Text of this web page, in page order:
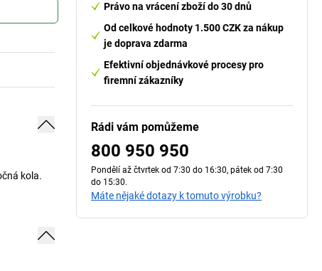
kola.
Právo na vrácení zboží do 30 dnů
Od celkové hodnoty 1.500 CZK za nákup
je doprava zdarma
Efektivní objednávkové procesy pro
firemní zákazníky
Rádi vám pomůžeme
800 950 950
Pondělí až čtvrtek od 7:30 do 16:30, pátek od 7:30
do 15:30.
Máte nějaké dotazy k tomuto výrobku?